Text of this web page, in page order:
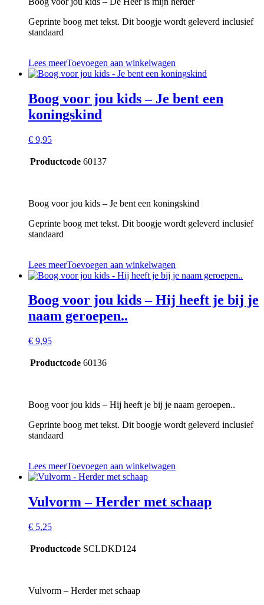
Geprinte boog met tekst. Dit boogje wordt geleverd inclusief
standaard
Lees meerToevoegen aan winkelwagen
Boog voor jou kids – Je bent een
koningskind
€ 9,95
Productcode 60137
Boog voor jou kids – Je bent een koningskind
Geprinte boog met tekst. Dit boogje wordt geleverd inclusief
standaard
Lees meerToevoegen aan winkelwagen
Boog voor jou kids – Hij heeft je bij je
naam geroepen..
€ 9,95
Productcode 60136
Boog voor jou kids – Hij heeft je bij je naam geroepen..
Geprinte boog met tekst. Dit boogje wordt geleverd inclusief
standaard
Lees meerToevoegen aan winkelwagen
Vulvorm – Herder met schaap
€ 5,25
Productcode SCLDKD124
Vulvorm – Herder met schaap